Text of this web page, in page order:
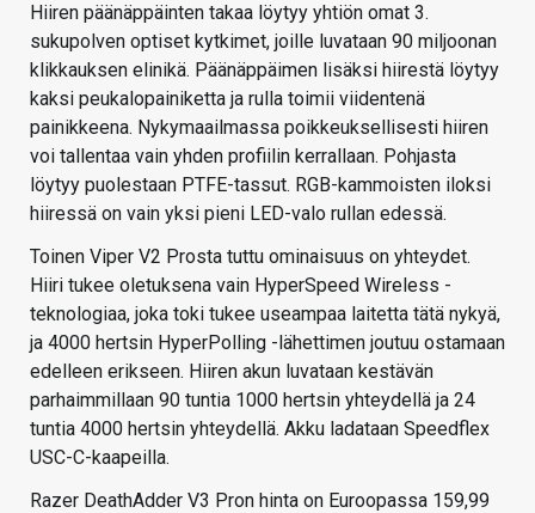
Hiiren päänäppäinten takaa löytyy yhtiön omat 3.
sukupolven optiset kytkimet, joille luvataan 90 miljoonan
klikkauksen elinikä. Päänäppäimen lisäksi hiirestä löytyy
kaksi peukalopainiketta ja rulla toimii viidentenä
painikkeena. Nykymaailmassa poikkeuksellisesti hiiren
voi tallentaa vain yhden profiilin kerrallaan. Pohjasta
löytyy puolestaan PTFE-tassut. RGB-kammoisten iloksi
hiiressä on vain yksi pieni LED-valo rullan edessä.
Toinen Viper V2 Prosta tuttu ominaisuus on yhteydet.
Hiiri tukee oletuksena vain HyperSpeed Wireless -
teknologiaa, joka toki tukee useampaa laitetta tätä nykyä,
ja 4000 hertsin HyperPolling -lähettimen joutuu ostamaan
edelleen erikseen. Hiiren akun luvataan kestävän
parhaimmillaan 90 tuntia 1000 hertsin yhteydellä ja 24
tuntia 4000 hertsin yhteydellä. Akku ladataan Speedflex
USC-C-kaapeilla.
Razer DeathAdder V3 Pron hinta on Euroopassa 159,99